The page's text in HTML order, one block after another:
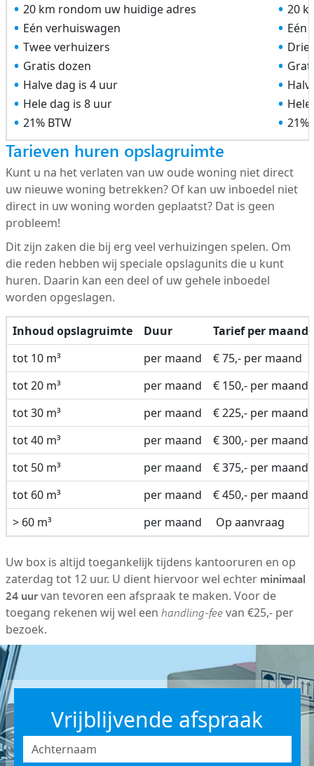
20 km rondom uw huidige adres
Eén verhuiswagen
Twee verhuizers
Gratis dozen
Halve dag is 4 uur
Hele dag is 8 uur
21% BTW
20
Eén
Drie
21%
Tarieven huren opslagruimte
Kunt u na het verlaten van uw oude woning niet direct
uw nieuwe woning betrekken? Of kan uw inboedel niet
direct in uw woning worden geplaatst? Dat is geen
probleem!
Dit zijn zaken die bij erg veel verhuizingen spelen. Om
die reden hebben wij speciale opslagunits die u kunt
huren. Daarin kan een deel of uw gehele inboedel
worden opgeslagen.
Inhoud opslagruimte Duur
Tarief per maand
tot 10 m³
per maand
€ 75,- per maand
tot 20 m³
per maand
€ 150,- per maand
tot 30 m³
per maand
€ 225,- per maand
tot 40 m³
per maand
€ 300,- per maand
tot 50 m³
per maand
€ 375,- per maand
tot 60 m³
per maand
€ 450,- per maand
> 60 m³
per maand Op aanvraag
Uw box is altijd toegankelijk tijdens kantooruren en op
zaterdag tot 12 uur. U dient hiervoor wel echter minimaal
24 uurvan tevoren een afspraak te maken. Voor de
toegang rekenen wij wel een handling-feevan €25,- per
bezoek.
Vrijblijvende afspraak